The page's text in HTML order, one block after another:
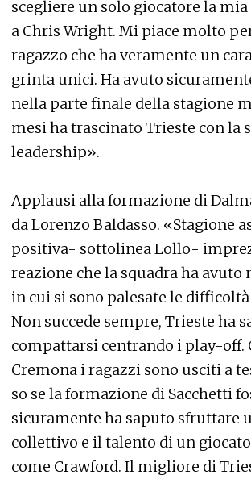
scegliere un solo giocatore la
a Chris Wright. Mi piace molto
ragazzo che ha veramente un
grinta unici. Ha avuto
nella parte finale della stagione
mesi ha trascinato Trieste con la
leadership».
Applausi alla formazione di
da Lorenzo Baldasso. «Stagione
positiva- sottolinea Lollo-
reazione che la squadra ha
in cui si sono palesate le
Non succede sempre, Trieste ha
compattarsi centrando i play-off.
Cremona i ragazzi sono usciti a
so se la formazione di Sacchetti
sicuramente ha saputo sfruttare
collettivo e il talento di un
come Crawford. Il migliore di